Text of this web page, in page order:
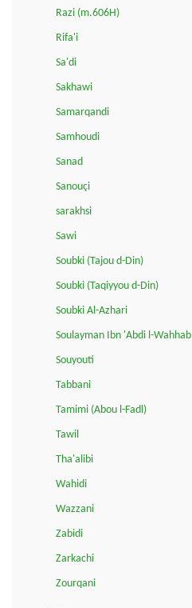
Razi (m.606H)
Rifa'i
Sa'di
Sakhawi
Samarqandi
Samhoudi
Sanad
Sanouçi
sarakhsi
Sawi
Soubki (Tajou d-Din)
Soubki (Taqiyyou d-Din)
Soubki Al-Azhari
Soulayman Ibn 'Abdi l-Wahhab
Souyouti
Tabbani
Tamimi (Abou l-Fadl)
Tawil
Tha'alibi
Wahidi
Wazzani
Zabidi
Zarkachi
Zourqani